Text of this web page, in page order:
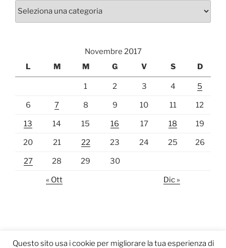
Categorie
Novembre 2017
L
M M G V S D
1 2 3 4 5
6 7 8 9 10 11 12
13 14 15 16 17 18 19
20 21 22 23 24 25 26
27 28 29 30
« Ott Dic »
Questo sito usa i cookie per migliorare la tua esperienza di